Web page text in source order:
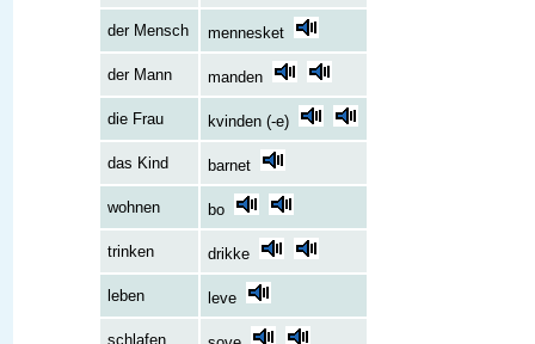
der Mensch mennesket
der Mann manden
die Frau kvinden (-e)
das Kind barnet
wohnen bo
trinken drikke
leben leve
schlafen